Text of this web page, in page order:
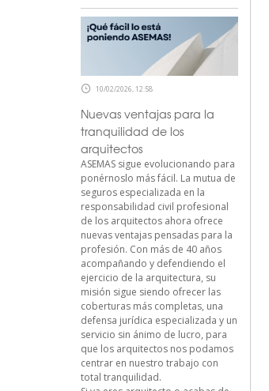
10/02/2026, 12:58
Nuevas ventajas para la
tranquilidad de los
arquitectos
ASEMAS sigue evolucionando para
ponérnoslo más fácil. La mutua de
seguros especializada en la
responsabilidad civil profesional
de los arquitectos ahora ofrece
nuevas ventajas pensadas para la
profesión. Con más de 40 años
acompañando y defendiendo el
ejercicio de la arquitectura, su
misión sigue siendo ofrecer las
coberturas más completas, una
defensa jurídica especializada y un
servicio sin ánimo de lucro, para
que los arquitectos nos podamos
centrar en nuestro trabajo con
total tranquilidad.